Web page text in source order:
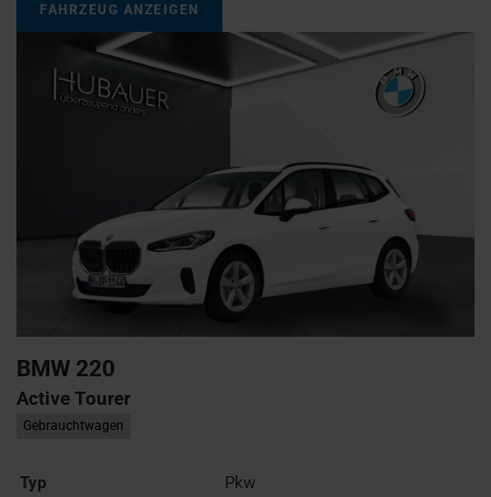
FAHRZEUG ANZEIGEN
BMW 220
Active Tourer
Gebrauchtwagen
Typ
Pkw